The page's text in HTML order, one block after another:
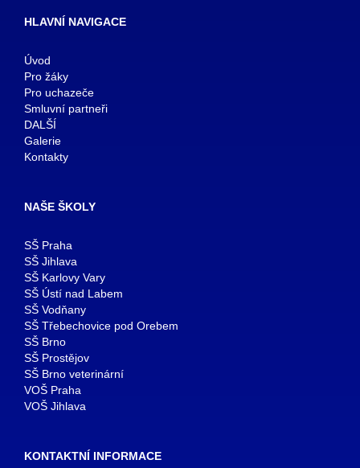
HLAVNÍ NAVIGACE
Úvod
Pro žáky
Pro uchazeče
Smluvní partneři
DALŠÍ
Galerie
Kontakty
NAŠE ŠKOLY
SŠ Praha
SŠ Jihlava
SŠ Karlovy Vary
SŠ Ústí nad Labem
SŠ Vodňany
SŠ Třebechovice pod Orebem
SŠ Brno
SŠ Prostějov
SŠ Brno veterinární
VOŠ Praha
VOŠ Jihlava
KONTAKTNÍ INFORMACE